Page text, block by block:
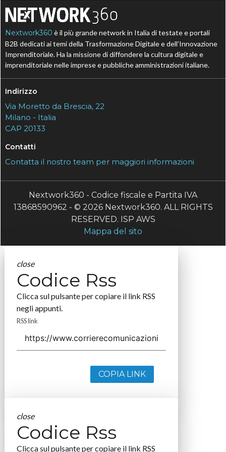
Nextwork360 è il più grande network in Italia di testate e portali
B2B dedicati ai temi della Trasformazione Digitale e dell’Innovazione
Imprenditoriale. Ha la missione di diffondere la cultura digitale e
imprenditoriale nelle imprese e pubbliche amministrazioni italiane.
Indirizzo
Via Moretto da Brescia, 22
Milano - Italia
CAP 20133
Contatti
Contatta il nostro team per maggiori informazioni
Nextwork360 - Codice fiscale e Partita IVA
13868590962 - © 2026 Nextwork360. ALL RIGHTS
RESERVED. ISP AWS
Mappa del sito
close
Codice Rss
Clicca sul pulsante per copiare il link RSS
negli appunti.
RSS link
COPIA LINK
close
Codice Rss
Clicca sul pulsante per copiare il link RSS